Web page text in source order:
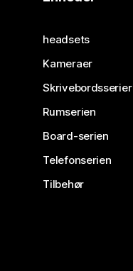
headsets
Kameraer
Skrivebordsserier
Rumserien
Board-serien
Telefonserien
Tilbehør